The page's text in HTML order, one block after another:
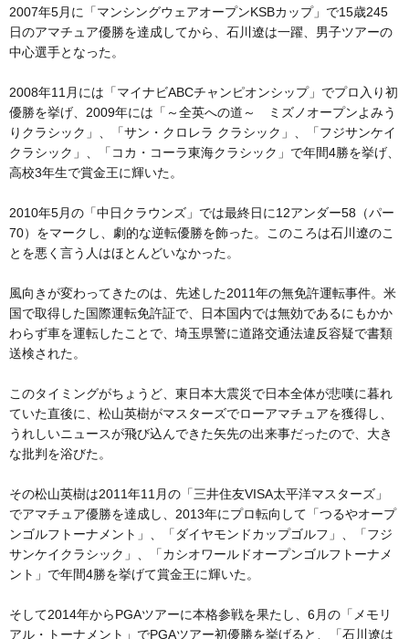
2007年5月に「マンシングウェアオープンKSBカップ」で15歳245
日のアマチュア優勝を達成してから、石川遼は一躍、男子ツアーの
中心選手となった。
2008年11月には「マイナビABCチャンピオンシップ」でプロ入り初
優勝を挙げ、2009年には「～全英への道～ ミズノオープンよみう
りクラシック」、「サン・クロレラ クラシック」、「フジサンケイ
クラシック」、「コカ・コーラ東海クラシック」で年間4勝を挙げ、
高校3年生で賞金王に輝いた。
2010年5月の「中日クラウンズ」では最終日に12アンダー58（パー
70）をマークし、劇的な逆転優勝を飾った。このころは石川遼のこ
とを悪く言う人はほとんどいなかった。
風向きが変わってきたのは、先述した2011年の無免許運転事件。米
国で取得した国際運転免許証で、日本国内では無効であるにもかか
わらず車を運転したことで、埼玉県警に道路交通法違反容疑で書類
送検された。
このタイミングがちょうど、東日本大震災で日本全体が悲嘆に暮れ
ていた直後に、松山英樹がマスターズでローアマチュアを獲得し、
うれしいニュースが飛び込んできた矢先の出来事だったので、大き
な批判を浴びた。
その松山英樹は2011年11月の「三井住友VISA太平洋マスターズ」
でアマチュア優勝を達成し、2013年にプロ転向して「つるやオープ
ンゴルフトーナメント」、「ダイヤモンドカップゴルフ」、「フジ
サンケイクラシック」、「カシオワールドオープンゴルフトーナメ
ント」で年間4勝を挙げて賞金王に輝いた。
そして2014年からPGAツアーに本格参戦を果たし、6月の「メモリ
アル・トーナメント」でPGAツアー初優勝を挙げると、「石川遼は